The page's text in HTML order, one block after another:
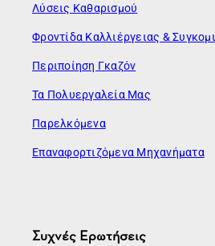
Λύσεις Καθαρισμού
Φροντίδα Καλλιέργειας &
Περιποίηση Γκαζόν
Τα Πολυεργαλεία Μας
Παρελκόμενα
Επαναφορτιζόμενα Μηχανήματα
Συχνές Ερωτήσεις